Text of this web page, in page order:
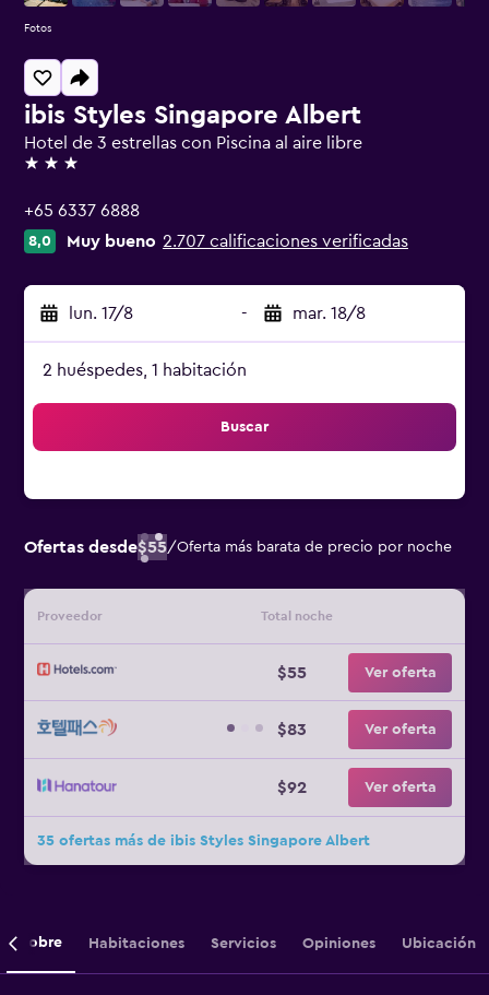
ibis Styles Singapore Albert
Hotel de 3 estrellas con Piscina al aire libre
3 estrellas
+65 6337 6888
8,0 Muy bueno 2.707 calificaciones verificadas
lun. 17/8 - mar. 18/8
2 huéspedes, 1 habitación
Buscar
Ofertas desde$55/Oferta más barata de precio por noche
Proveedor Total noche
$55 Ver oferta
$83 Ver oferta
$92 Ver oferta
35 ofertas más de ibis Styles Singapore Albert
Fotos
Sobre Habitaciones Servicios Opiniones Ubicación